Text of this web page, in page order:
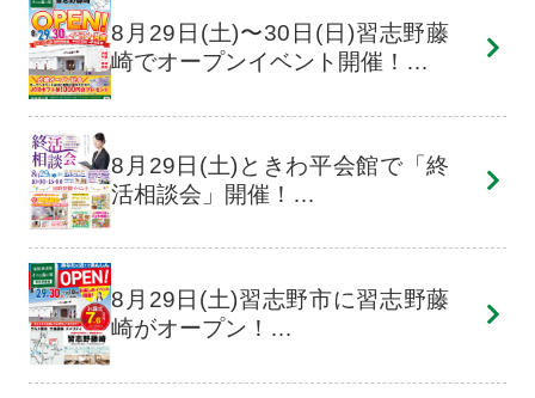
8月29日(土)〜30日(日)習志野藤
崎でオープンイベント開催！…
8月29日(土)ときわ平会館で「終
活相談会」開催！…
8月29日(土)習志野市に習志野藤
崎がオープン！…